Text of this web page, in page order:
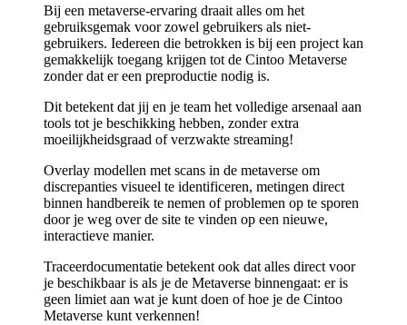
Bij een metaverse-ervaring draait alles om het
gebruiksgemak voor zowel gebruikers als niet-
gebruikers. Iedereen die betrokken is bij een project kan
gemakkelijk toegang krijgen tot de Cintoo Metaverse
zonder dat er een preproductie nodig is.
Dit betekent dat jij en je team het volledige arsenaal aan
tools tot je beschikking hebben, zonder extra
moeilijkheidsgraad of verzwakte streaming!
Overlay modellen met scans in de metaverse om
discrepanties visueel te identificeren, metingen direct
binnen handbereik te nemen of problemen op te sporen
door je weg over de site te vinden op een nieuwe,
interactieve manier.
Traceerdocumentatie betekent ook dat alles direct voor
je beschikbaar is als je de Metaverse binnengaat: er is
geen limiet aan wat je kunt doen of hoe je de Cintoo
Metaverse kunt verkennen!